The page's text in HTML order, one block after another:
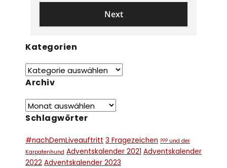
Kategorien
Archiv
Schlagwörter
#nachDemLiveauftritt 3 Fragezeichen ??? und der
Karpatenhund Adventskalender 2021 Adventskalender
2022 Adventskalender 2023